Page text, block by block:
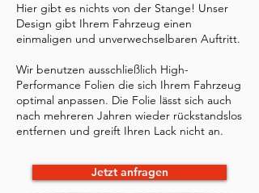
Hier gibt es nichts von der Stange! Unser
Design gibt Ihrem Fahrzeug einen
einmaligen und unverwechselbaren Auftritt.
Wir benutzen ausschließlich High-
Performance Folien die sich Ihrem Fahrzeug
optimal anpassen. Die Folie lässt sich auch
nach mehreren Jahren wieder rückstandslos
entfernen und greift Ihren Lack nicht an.
Jetzt anfragen